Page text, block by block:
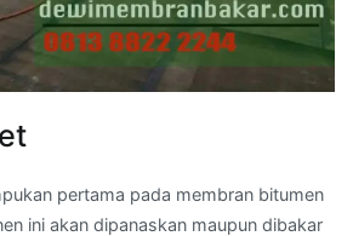
pertama pada membran bitumen
ini akan dipanaskan maupun dibakar